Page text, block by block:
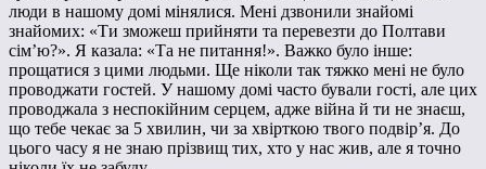
люди в нашому домі мінялися. Мені дзвонили знайомі
знайомих: «Ти зможеш прийняти та перевезти до Полтави
сім’ю?». Я казала: «Та не питання!». Важко було інше:
прощатися з цими людьми. Ще ніколи так тяжко мені не було
проводжати гостей. У нашому домі часто бували гості, але цих
проводжала з неспокійним серцем, адже війна й ти не знаєш,
що тебе чекає за 5 хвилин, чи за хвірткою твого подвір’я. До
цього часу я не знаю прізвищ тих, хто у нас жив, але я точно